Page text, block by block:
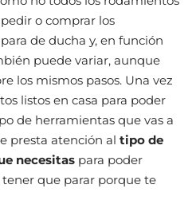
o comprar los
de ducha y, en función
puede variar, aunque
los mismos pasos. Una vez
listos en casa para poder
de herramientas que vas a
presta atención al tipo de
necesitas para poder
que parar porque te